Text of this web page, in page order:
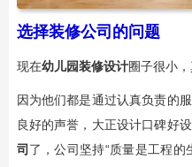
选择装修公司的问题
现在幼儿园装修设计圈子很小，
因为他们都是通过认真负责的
良好的声誉，大正设计口碑好
司 了，公司坚持“质量是工程